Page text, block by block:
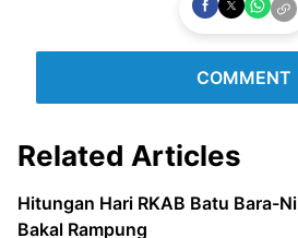
COMMENT
Related Articles
Hitungan Hari RKAB Batu Bara-
Bakal Rampung